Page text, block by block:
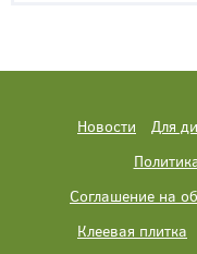
Новости Для
Соглашение на
Клеевая плитка